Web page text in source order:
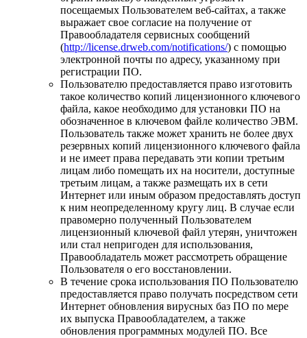
посещаемых Пользователем веб-сайтах, а также
выражает свое согласие на получение от
Правообладателя сервисных сообщений
(http://license.drweb.com/notifications/) с помощью
электронной почты по адресу, указанному при
регистрации ПО.
Пользователю предоставляется право изготовить
такое количество копий лицензионного ключевого
файла, какое необходимо для установки ПО на
обозначенное в ключевом файле количество ЭВМ.
Пользователь также может хранить не более двух
резервных копий лицензионного ключевого файла
и не имеет права передавать эти копии третьим
лицам либо помещать их на носители, доступные
третьим лицам, а также размещать их в сети
Интернет или иным образом предоставлять доступ
к ним неопределенному кругу лиц. В случае если
правомерно полученный Пользователем
лицензионный ключевой файл утерян, уничтожен
или стал непригоден для использования,
Правообладатель может рассмотреть обращение
Пользователя о его восстановлении.
В течение срока использования ПО Пользователю
предоставляется право получать посредством сети
Интернет обновления вирусных баз ПО по мере
их выпуска Правообладателем, а также
обновления программных модулей ПО. Все